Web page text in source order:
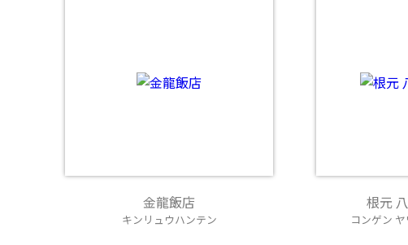
金龍飯店
キンリュウハンテン
根元
コンゲン